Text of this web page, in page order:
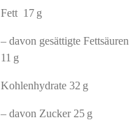
Fett 17 g
– davon gesättigte Fettsäuren
11 g
Kohlenhydrate 32 g
– davon Zucker 25 g